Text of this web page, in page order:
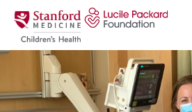
Lumaktaw sa nilalaman